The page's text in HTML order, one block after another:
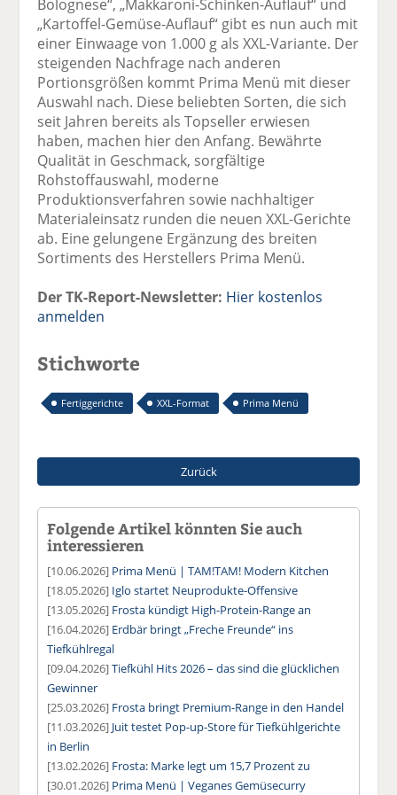
Bolognese“, „Makkaroni-Schinken-Auflauf“ und
„Kartoffel-Gemüse-Auflauf“ gibt es nun auch mit
einer Einwaage von 1.000 g als XXL-Variante. Der
steigenden Nachfrage nach anderen
Portionsgrößen kommt Prima Menü mit dieser
Auswahl nach. Diese beliebten Sorten, die sich
seit Jahren bereits als Topseller erwiesen
haben, machen hier den Anfang. Bewährte
Qualität in Geschmack, sorgfältige
Rohstoffauswahl, moderne
Produktionsverfahren sowie nachhaltiger
Materialeinsatz runden die neuen XXL-Gerichte
ab. Eine gelungene Ergänzung des breiten
Sortiments des Herstellers Prima Menü.
Der TK-Report-Newsletter: Hier kostenlos
anmelden
Stichworte
Fertiggerichte XXL-Format Prima Menü
Zurück
Folgende Artikel könnten Sie auch
interessieren
[10.06.2026] Prima Menü | TAM!TAM! Modern Kitchen
[18.05.2026] Iglo startet Neuprodukte-Offensive
[13.05.2026] Frosta kündigt High-Protein-Range an
[16.04.2026] Erdbär bringt „Freche Freunde“ ins
Tiefkühlregal
[09.04.2026]Tiefkühl Hits 2026 – das sind die glücklichen
Gewinner
[25.03.2026] Frosta bringt Premium-Range in den Handel
[11.03.2026] Juit testet Pop-up-Store für Tiefkühlgerichte
in Berlin
[13.02.2026] Frosta: Marke legt um 15,7 Prozent zu
[30.01.2026] Prima Menü | Veganes Gemüsecurry